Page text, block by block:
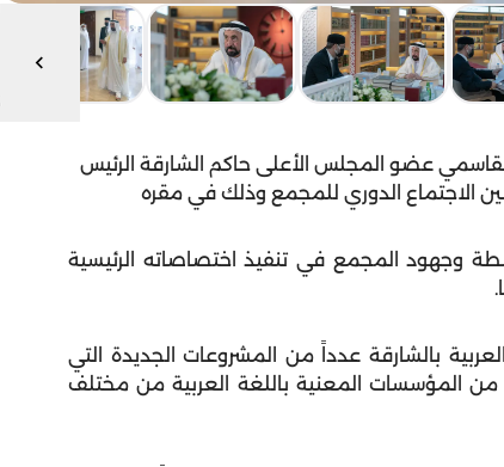
عضو المجلس الأعلى حاكم الشارقة الرئيس
الاجتماع الدوري للمجمع وذلك في مقره
وجهود المجمع في تنفيذ اختصاصاته الرئيسية
بالشارقة عدداً من المشروعات الجديدة التي
المؤسسات المعنية باللغة العربية من مختلف